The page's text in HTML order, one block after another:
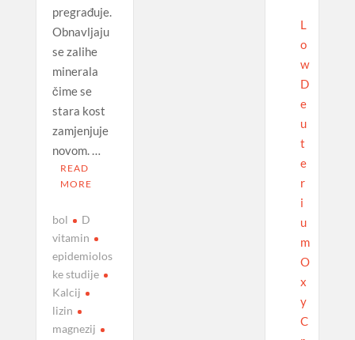
pregrađuje.
Obnavljaju
se zalihe
minerala
čime se
stara kost
zamjenjuje
novom. …
READ
MORE
bol
D
vitamin
epidemiolos
ke studije
Kalcij
lizin
magnezij
L
o
w
D
e
u
t
e
r
i
u
m
O
x
y
C